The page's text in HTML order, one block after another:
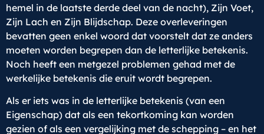
hemel in de laatste derde deel van de nacht), Zijn Voet,
Zijn Lach en Zijn Blijdschap. Deze overleveringen
bevatten geen enkel woord dat voorstelt dat ze anders
moeten worden begrepen dan de letterlijke betekenis.
Noch heeft een metgezel problemen gehad met de
werkelijke betekenis die eruit wordt begrepen.
Als er iets was in de letterlijke betekenis (van een
Eigenschap) dat als een tekortkoming kan worden
gezien of als een vergelijking met de schepping – en het